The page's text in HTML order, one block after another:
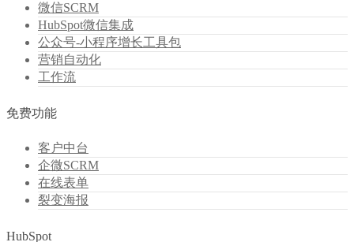
微信SCRM
HubSpot微信集成
公众号-小程序增长工具包
营销自动化
工作流
免费功能
客户中台
企微SCRM
在线表单
裂变海报
HubSpot